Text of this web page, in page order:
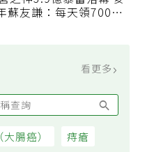
之神3.9億暴富落幕 麥
蘇友謙：每天領700元